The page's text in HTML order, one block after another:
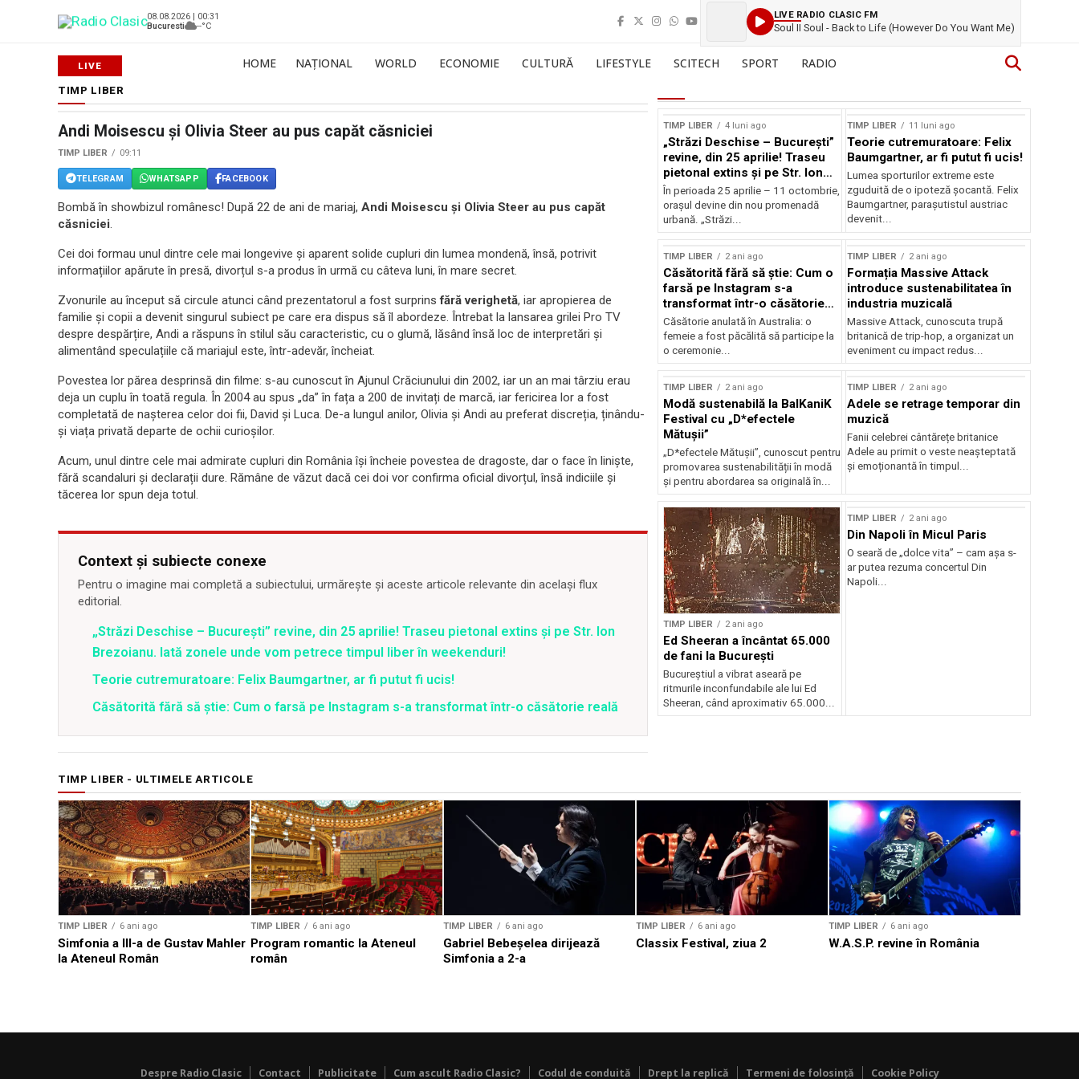
08.08.2026 | 00:31
Bucuresti
--°C
LIVE RADIO CLASIC FM
Soul II Soul - Back to Life (However Do You Want Me)
HOME NAȚIONAL WORLD ECONOMIE CULTURĂ LIFESTYLE SCITECH SPORT RADIO
TIMP LIBER
Andi Moisescu și Olivia Steer au pus capăt căsniciei
TIMP LIBER 09:11
TELEGRAM WHATSAPP FACEBOOK
Bombă în showbizul românesc! După 22 de ani de mariaj, Andi Moisescu și Olivia Steer au pus capăt
căsniciei.
Cei doi formau unul dintre cele mai longevive și aparent solide cupluri din lumea mondenă, însă, potrivit
informațiilor apărute în presă, divorțul s-a produs în urmă cu câteva luni, în mare secret.
Zvonurile au început să circule atunci când prezentatorul a fost surprinsfără verighetă, iar apropierea de
familie și copii a devenit singurul subiect pe care era dispus să îl abordeze. Întrebat la lansarea grilei Pro TV
despre despărțire, Andi a răspuns în stilul său caracteristic, cu o glumă, lăsând însă loc de interpretări și
alimentând speculațiile că mariajul este, într-adevăr, încheiat.
Povestea lor părea desprinsă din filme: s-au cunoscut în Ajunul Crăciunului din 2002, iar un an mai târziu erau
deja un cuplu în toată regula. În 2004 au spus „da” în fața a 200 de invitați de marcă, iar fericirea lor a fost
completată de nașterea celor doi fii, David și Luca. De-a lungul anilor, Olivia și Andi au preferat discreția, ținându-
și viața privată departe de ochii curioșilor.
Acum, unul dintre cele mai admirate cupluri din România își încheie povestea de dragoste, dar o face în liniște,
fără scandaluri și declarații dure. Rămâne de văzut dacă cei doi vor confirma oficial divorțul, însă indiciile și
tăcerea lor spun deja totul.
Context și subiecte conexe
Pentru o imagine mai completă a subiectului, urmărește și aceste articole relevante din același flux
editorial.
„Străzi Deschise – București” revine, din 25 aprilie! Traseu pietonal extins și pe Str. Ion
Brezoianu. Iată zonele unde vom petrece timpul liber în weekenduri!
Teorie cutremuratoare: Felix Baumgartner, ar fi putut fi ucis!
Căsătorită fără să știe: Cum o farsă pe Instagram s-a transformat într-o căsătorie reală
TIMP LIBER 4 luni ago
„Străzi Deschise – București”
revine, din 25 aprilie! Traseu
pietonal extins și pe Str. Ion
Brezoianu. Iată zonele unde
vom petrece timpul liber în
weekenduri!
În perioada 25 aprilie – 11 octombrie,
orașul devine din nou promenadă
urbană. „Străzi...
TIMP LIBER 11 luni ago
Teorie cutremuratoare: Felix
Baumgartner, ar fi putut fi ucis!
Lumea sporturilor extreme este
zguduită de o ipoteză șocantă. Felix
Baumgartner, parașutistul austriac
devenit...
TIMP LIBER 2 ani ago
Căsătorită fără să știe: Cum o
farsă pe Instagram s-a
transformat într-o căsătorie
reală
Căsătorie anulată în Australia: o
femeie a fost păcălită să participe la
o ceremonie...
TIMP LIBER 2 ani ago
Formația Massive Attack
introduce sustenabilitatea în
industria muzicală
Massive Attack, cunoscuta trupă
britanică de trip-hop, a organizat un
eveniment cu impact redus...
TIMP LIBER 2 ani ago
Modă sustenabilă la BalKaniK
Festival cu „D*efectele
Mătușii”
„D*efectele Mătușii”, cunoscut pentru
promovarea sustenabilității în modă
și pentru abordarea sa originală în...
TIMP LIBER 2 ani ago
Adele se retrage temporar din
muzică
Fanii celebrei cântărețe britanice
Adele au primit o veste neașteptată
și emoționantă în timpul...
TIMP LIBER 2 ani ago
Ed Sheeran a încântat 65.000
de fani la București
Bucureștiul a vibrat aseară pe
ritmurile inconfundabile ale lui Ed
Sheeran, când aproximativ 65.000...
TIMP LIBER 2 ani ago
Din Napoli în Micul Paris
O seară de „dolce vita” – cam așa s-
ar putea rezuma concertul Din
Napoli...
TIMP LIBER - ULTIMELE ARTICOLE
TIMP LIBER 6 ani ago
Simfonia a III-a de Gustav Mahler
la Ateneul Român
TIMP LIBER 6 ani ago
Program romantic la Ateneul
român
TIMP LIBER 6 ani ago
Gabriel Bebeșelea dirijează
Simfonia a 2-a
TIMP LIBER 6 ani ago
Classix Festival, ziua 2
TIMP LIBER 6 ani ago
W.A.S.P. revine în România
Despre Radio Clasic Contact Publicitate Cum ascult Radio Clasic? Codul de conduită Drept la replică Termeni de folosință Cookie Policy